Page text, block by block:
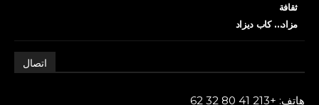
ثقافة
مزاد… كاب ديزاد
اتصال
هاتف: +213 41 80 32 62